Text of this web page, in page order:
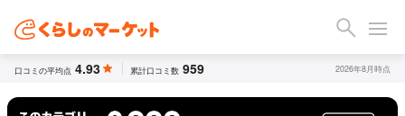
口コミの平均点 4.93 累計口コミ数 959 2026年8月時点